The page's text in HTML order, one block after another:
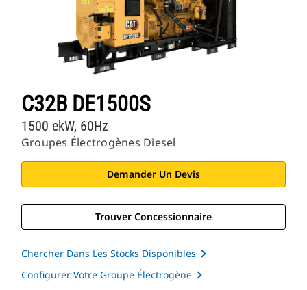
C32B DE1500S
Groupes Électrogènes Diesel
1500 ekW, 60Hz
Demander Un Devis
Trouver Concessionnaire
Chercher Dans Les Stocks Disponibles
Configurer Votre Groupe Électrogène